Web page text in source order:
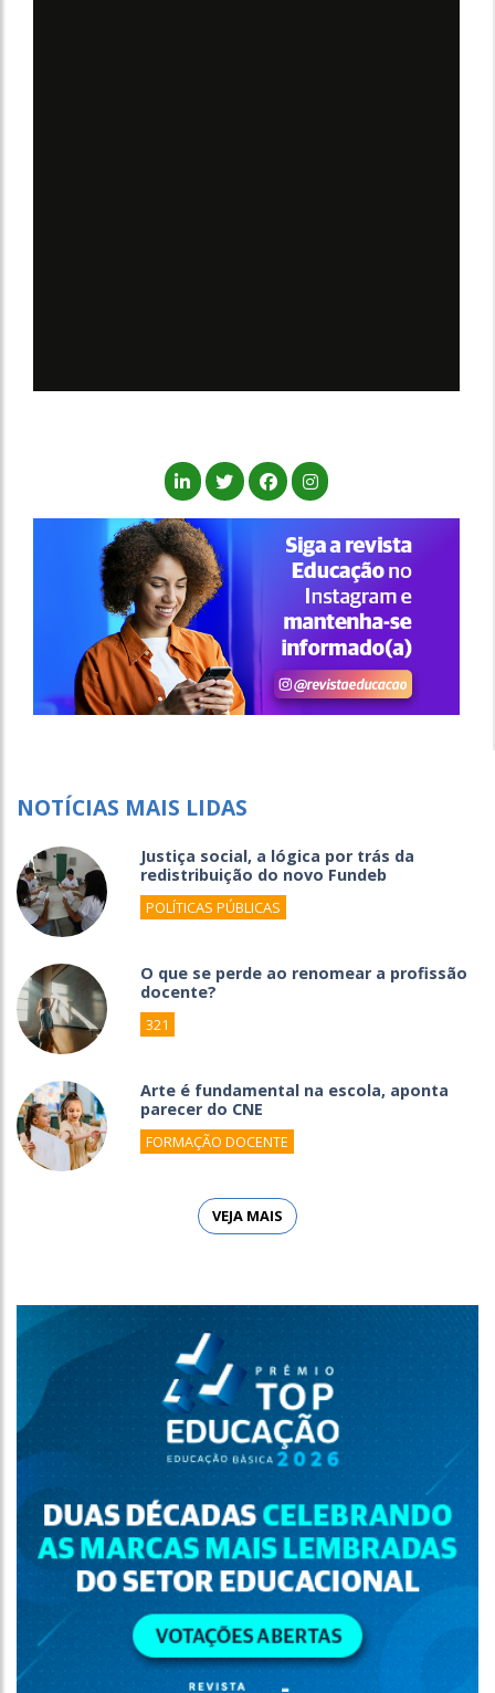
NOTÍCIAS MAIS LIDAS
Justiça social, a lógica por trás da
redistribuição do novo Fundeb
POLÍTICAS PÚBLICAS
O que se perde ao renomear a profissão
docente?
321
Arte é fundamental na escola, aponta
parecer do CNE
FORMAÇÃO DOCENTE
VEJA MAIS